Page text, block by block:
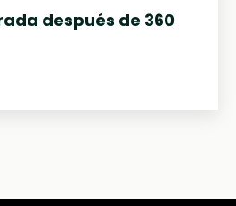
después de 360